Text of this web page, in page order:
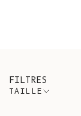
FILTRES
TAILLE